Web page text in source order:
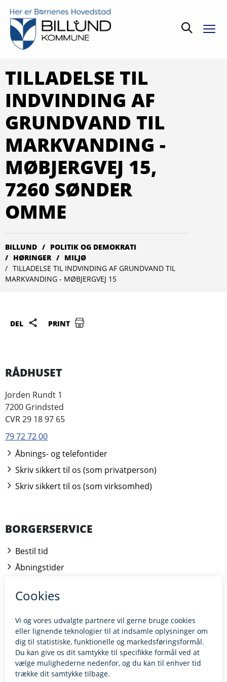
Søg
TILLADELSE TIL
INDVINDING AF
GRUNDVAND TIL
MARKVANDING -
MØBJERGVEJ 15,
7260 SØNDER
OMME
BILLUND
POLITIK OG DEMOKRATI
HØRINGER
MILJØ
TILLADELSE TIL INDVINDING AF GRUNDVAND TIL
MARKVANDING - MØBJERGVEJ 15
DEL PRINT
RÅDHUSET
Jorden Rundt 1
7200 Grindsted
CVR 29 18 97 65
79 72 72 00
Åbnings- og telefontider
Skriv sikkert til os (som privatperson)
Skriv sikkert til os (som virksomhed)
BORGERSERVICE
Bestil tid
Åbningstider
Kontakt borgerrådgiveren
BILLUND.DK
Tilgængelighedserklæring
Giv feedback til hjemmesiden